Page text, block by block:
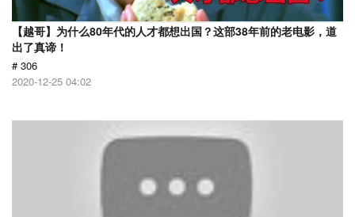
【越哥】为什么80年代的人才都想出国？这部38年前的老电影，道
出了真谛！
# 306
2020-12-25 04:02